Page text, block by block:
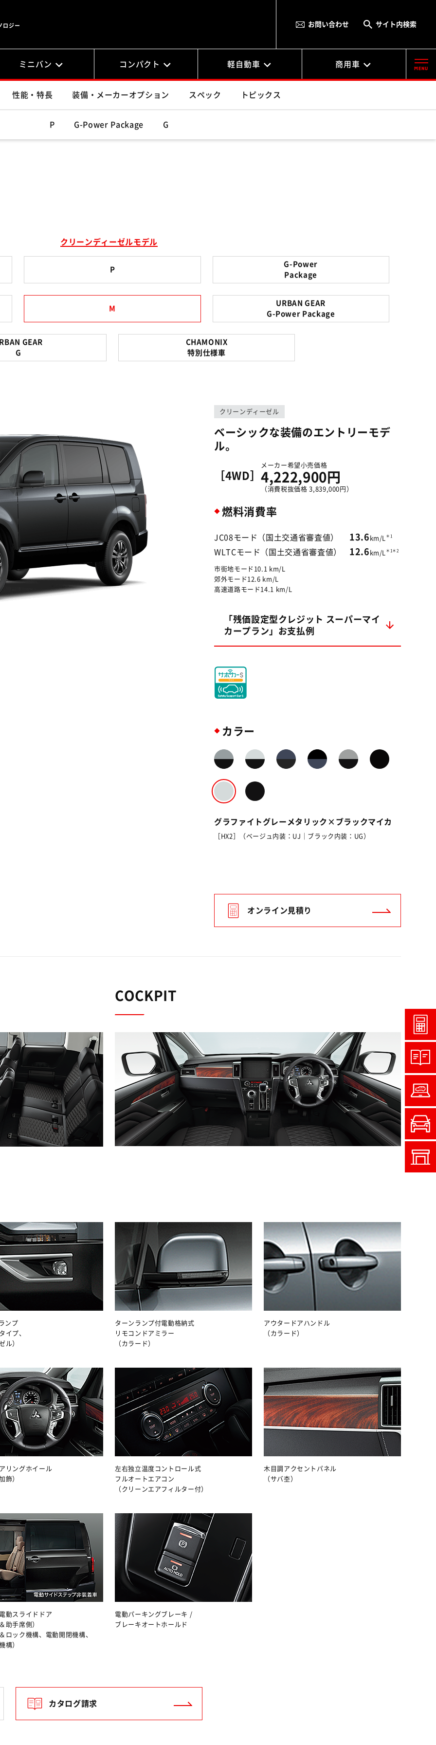
ロジー お問い合わせ サイト内検索
ミニバン コンパクト 軽自動車 商用車 MENU
P G-Power Package G
性能・特長 装備・メーカーオプション スペック トピックス
クリーンディーゼルモデル
P
G-Power
Package
M
URBAN GEAR
G-Power Package
GEAR
G
CHAMONIX
特別仕様車
クリーンディーゼル
ベーシックな装備のエントリーモデ
ル。
メーカー希望小売価格
［4WD］4,222,900円
（消費税抜価格 3,839,000円）
燃料消費率
JC08モード（国土交通省審査値） 13.6 km/L ＊1
WLTCモード（国土交通省審査値） 12.6 km/L ＊1＊2
市街地モード10.1 km/L
郊外モード12.6 km/L
高速道路モード14.1 km/L
「残価設定型クレジット スーパーマイ
カープラン」お支払例
カラー
グラファイトグレーメタリック×ブラックマイカ
［HX2］（ベージュ内装：UJ｜ブラック内装：UG）
オンライン見積り
COCKPIT
ンプ
イプ、
ル）
ターンランプ付電動格納式
リモコンドアミラー
（カラード）
アウタードアハンドル
（カラード）
リングホイール
飾）
左右独立温度コントロール式
フルオートエアコン
（クリーンエアフィルター付）
木目調アクセントパネル
（サバ杢）
動スライドドア
助手席側）
ロック機構、電動開閉機構、
構）
電動パーキングブレーキ /
ブレーキオートホールド
カタログ請求